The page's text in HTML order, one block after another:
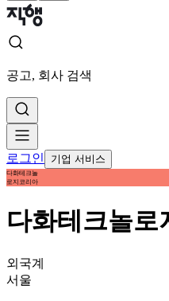
공고, 회사 검색
로그인 기업 서비스
다화테크놀
로지코리아
다화테크놀로
외국계
서울